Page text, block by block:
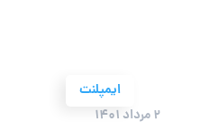
ایمپلنت
2 مرداد 1401